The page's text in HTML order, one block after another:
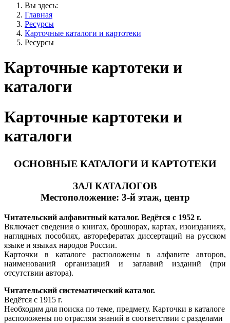
Вы здесь:
Главная
Ресурсы
Карточные каталоги и картотеки
Ресурсы
Карточные картотеки и
каталоги
Карточные картотеки и
каталоги
ОСНОВНЫЕ КАТАЛОГИ И КАРТОТЕКИ
ЗАЛ КАТАЛОГОВ
Местоположение: 3-й этаж, центр
Читательский алфавитный каталог. Ведётся с 1952 г.
Включает сведения о книгах, брошюрах, картах, изоизданиях,
наглядных пособиях, авторефератах диссертаций на русском
языке и языках народов России.
Карточки в каталоге расположены в алфавите авторов,
наименований организаций и заглавий изданий (при
отсутствии автора).
Читательский систематический каталог.
Ведётся с 1915 г.
Необходим для поиска по теме, предмету. Карточки в каталоге
расположены по отраслям знаний в соответствии с разделами